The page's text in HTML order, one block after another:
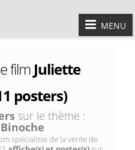
MENU
film Juliette
posters)
sur le thème :
spécialiste de la vente de